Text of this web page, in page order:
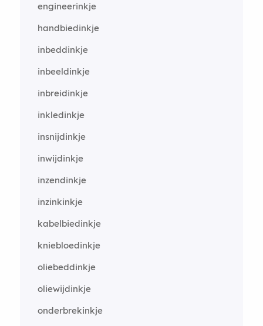
engineerinkje
handbiedinkje
inbeddinkje
inbeeldinkje
inbreidinkje
inkledinkje
insnijdinkje
inwijdinkje
inzendinkje
inzinkinkje
kabelbiedinkje
kniebloedinkje
oliebeddinkje
oliewijdinkje
onderbrekinkje